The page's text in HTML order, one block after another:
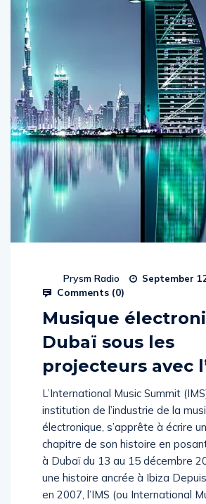
Prysm Radio September
Comments (0)
Musique
Dubaï sous les
projecteurs avec
L’International Music Summit
institution de l’industrie de la
électronique, s’apprête à écrire
chapitre de son histoire en
à Dubaï du 13 au 15 décembre
une histoire ancrée à Ibiza
en 2007, l’IMS (ou International